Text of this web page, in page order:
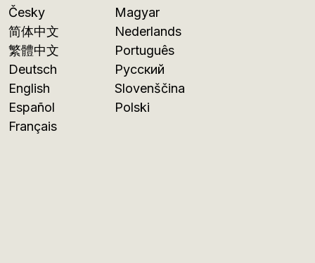
Česky
简体中文
繁體中文
Deutsch
English
Español
Français
Magyar
Nederlands
Português
Русский
Slovenščina
Polski